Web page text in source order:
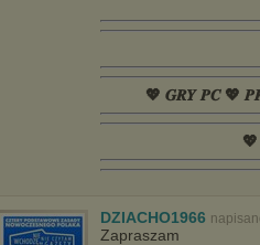
💖 𝑮𝑹𝒀 𝑷𝑪 💖
DZIACHO1966
Zapraszam